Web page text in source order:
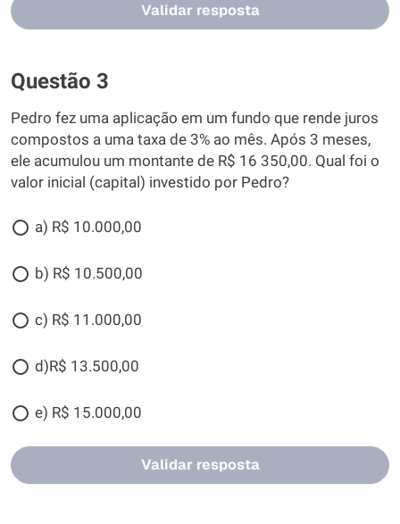
Validar resposta
Questão 3
Pedro fez uma aplicação em um fundo que rende juros
compostos a uma taxa de 3% ao mês. Após 3 meses,
ele acumulou um montante de R$ 16 350,00. Qual foi o
valor inicial (capital) investido por Pedro?
a) R$ 10.000,00
b) R$ 10.500,00
c) R$ 11.000,00
d)R$ 13.500,00
e) R$ 15.000,00
Validar resposta